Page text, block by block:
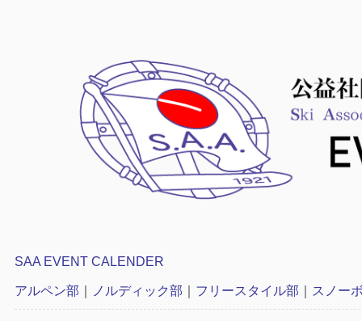
SAA EVENT CALENDER
アルペン部 ノルディック部 フリースタイル部 スノー